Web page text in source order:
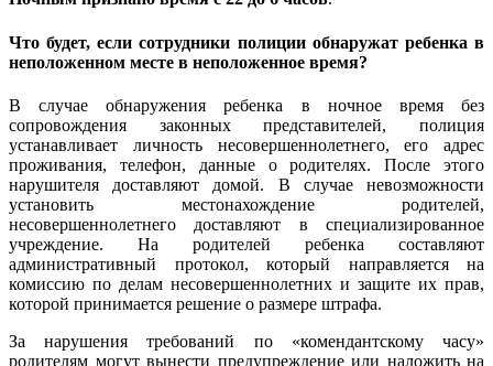
Что будет, если сотрудники полиции обнаружат ребенка в
неположенном месте в неположенное время?
В случае обнаружения ребенка в ночное время без
сопровождения законных представителей, полиция
устанавливает личность несовершеннолетнего, его адрес
проживания, телефон, данные о родителях. После этого
нарушителя доставляют домой. В случае невозможности
установить местонахождение родителей,
несовершеннолетнего доставляют в специализированное
учреждение. На родителей ребенка составляют
административный протокол, который направляется на
комиссию по делам несовершеннолетних и защите их прав,
которой принимается решение о размере штрафа.
За нарушения требований по «комендантскому часу»
родителям могут вынести предупреждение или наложить на